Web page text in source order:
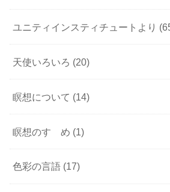
ユニティインスティチュートより
天使いろいろ (20)
瞑想について (14)
瞑想のすゝめ (1)
色彩の言語 (17)